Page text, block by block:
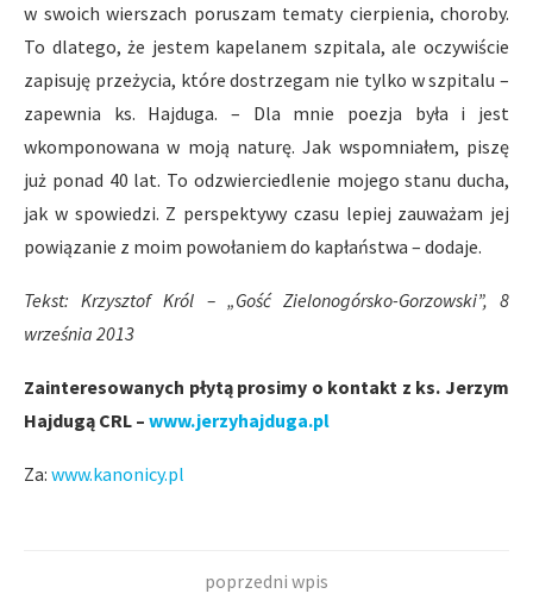
w swoich wierszach poruszam tematy cierpienia, choroby.
To dlatego, że jestem kapelanem szpitala, ale oczywiście
zapisuję przeżycia, które dostrzegam nie tylko w szpitalu –
zapewnia ks. Hajduga. – Dla mnie poezja była i jest
wkomponowana w moją naturę. Jak wspomniałem, piszę
już ponad 40 lat. To odzwierciedlenie mojego stanu ducha,
jak w spowiedzi. Z perspektywy czasu lepiej zauważam jej
powiązanie z moim powołaniem do kapłaństwa – dodaje.
Tekst: Krzysztof Król – „Gość Zielonogórsko-Gorzowski”, 8
września 2013
Zainteresowanych płytą prosimy o kontakt z ks. Jerzym
Hajdugą CRL – www.jerzyhajduga.pl
Za: www.kanonicy.pl
poprzedni wpis